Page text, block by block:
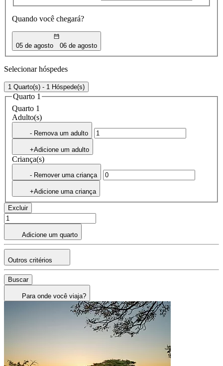
Quando você chegará?
05 de agosto 06 de agosto
Selecionar hóspedes
1 Quarto(s) - 1 Hóspede(s)
Quarto 1
Quarto 1
Adulto(s)
- Remova um adulto
+Adicione um adulto
Criança(s)
- Remover uma criança
+Adicione uma criança
Excluir
Adicione um quarto
Outros critérios
Buscar
Para onde você viaja?